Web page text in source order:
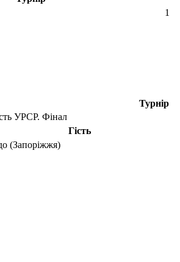
1
Турнір
УРСР. Фінал
Гість
(Запоріжжя)